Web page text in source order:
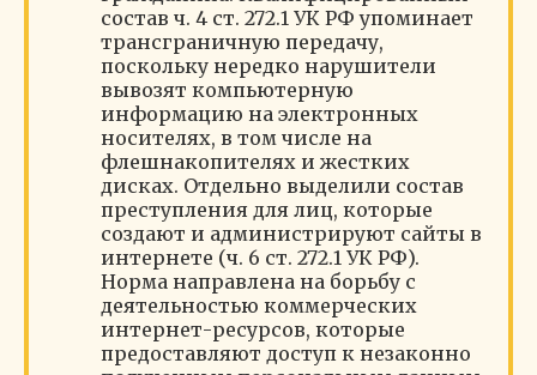
состав ч. 4 ст. 272.1 УК РФ упоминает
трансграничную передачу,
поскольку нередко нарушители
вывозят компьютерную
информацию на электронных
носителях, в том числе на
флешнакопителях и жестких
дисках. Отдельно выделили состав
преступления для лиц, которые
создают и администрируют сайты в
интернете (ч. 6 ст. 272.1 УК РФ).
Норма направлена на борьбу с
деятельностью коммерческих
интернет-ресурсов, которые
предоставляют доступ к незаконно